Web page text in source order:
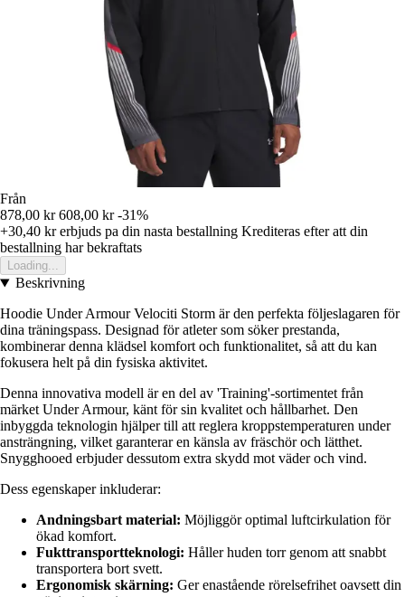
Från
878,00 kr 608,00 kr -31%
+30,40 krerbjuds pa din nasta bestallning Krediteras efter att din
bestallning har bekraftats
Loading...
Beskrivning
Hoodie Under Armour Velociti Storm är den perfekta följeslagaren för
dina träningspass. Designad för atleter som söker prestanda,
kombinerar denna klädsel komfort och funktionalitet, så att du kan
fokusera helt på din fysiska aktivitet.
Denna innovativa modell är en del av 'Training'-sortimentet från
märket Under Armour, känt för sin kvalitet och hållbarhet. Den
inbyggda teknologin hjälper till att reglera kroppstemperaturen under
ansträngning, vilket garanterar en känsla av fräschör och lätthet.
Snygghooed erbjuder dessutom extra skydd mot väder och vind.
Dess egenskaper inkluderar:
Andningsbart material: Möjliggör optimal luftcirkulation för
ökad komfort.
Fukttransportteknologi: Håller huden torr genom att snabbt
transportera bort svett.
Ergonomisk skärning: Ger enastående rörelsefrihet oavsett din